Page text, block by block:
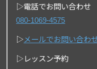
▷電話でお問い合わせ
080-1069-4575
▷メールでお問い合わ
▷レッスン予約